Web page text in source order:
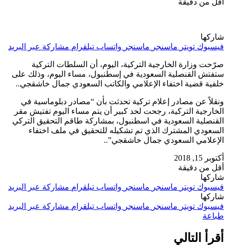
شاركها
فيسبوك تويتر ماسنجر ماسنجر واتساب تيلقرام مشاركة عبر البريد
صرّحت وزارة الخارجية التركية، اليوم، أن السلطات التركية
ستفتش القنصلية السعودية في إسطنبول، مساء اليوم، وذلك على
خلفية قضية اختفاء الإعلامي والكاتب السعودي جمال خاشقجي..
ونقلاً عن مصادر إعلام تركية تحدثت بأن “مصادر دبلوماسية في
الخارجية التركية، رجحت لحد كبير أن يتم مساء اليوم تفتيش مقر
القنصلية السعودية في اسطنبول، بمشاركة طاقم التحقيق التركي
السعودي المشترك الذي تم تشكيله للتحقيق في ملف اختفاء
الإعلامي السعودي جمال خاشقجي”..
أكتوبر 15, 2018
أقل من دقيقة
شاركها
فيسبوك تويتر ماسنجر ماسنجر واتساب تيلقرام مشاركة عبر البريد
شاركها
فيسبوك تويتر ماسنجر ماسنجر واتساب تيلقرام مشاركة عبر البريد
طباعة
أقرأ التالي